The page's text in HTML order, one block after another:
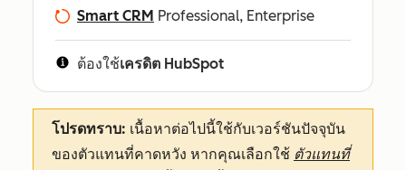
Smart CRM Professional, Enterprise
ต้องใช้เครดิต HubSpot
โปรดทราบ: เนื้อหาต่อไปนี้ใช้กับเวอร์ชันปัจจุบัน
ของตัวแทนที่คาดหวัง หากคุณเลือกใช้ ตัวแทนที่